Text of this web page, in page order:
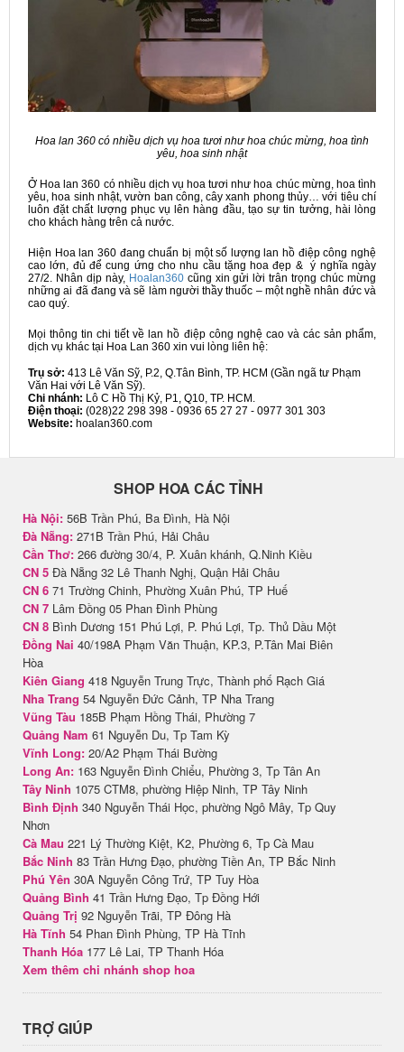
Hoa lan 360 có nhiều dịch vụ hoa tươi như hoa chúc mừng, hoa tình
yêu, hoa sinh nhật
Ở Hoa lan 360 có nhiều dịch vụ hoa tươi như hoa chúc mừng, hoa tình
yêu, hoa sinh nhật, vườn ban công, cây xanh phong thủy… với tiêu chí
luôn đặt chất lượng phục vụ lên hàng đầu, tạo sự tin tưởng, hài lòng
cho khách hàng trên cả nước.
Hiện Hoa lan 360 đang chuẩn bị một số lượng lan hồ điệp công nghệ
cao lớn, đủ để cung ứng cho nhu cầu tặng hoa đẹp & ý nghĩa ngày
27/2. Nhân dịp này, Hoalan360cũng xin gửi lời trân trọng chúc mừng
những ai đã đang và sẽ làm người thầy thuốc – một nghề nhân đức và
cao quý.
Mọi thông tin chi tiết về lan hồ điệp công nghệ cao và các sản phẩm,
dịch vụ khác tại Hoa Lan 360 xin vui lòng liên hệ:
Trụ sở: 413 Lê Văn Sỹ, P.2, Q.Tân Bình, TP. HCM (Gần ngã tư Phạm
Văn Hai với Lê Văn Sỹ).
Chi nhánh: Lô C Hồ Thị Kỷ, P1, Q10, TP. HCM.
Điện thoại: (028)22 298 398 - 0936 65 27 27 - 0977 301 303
Website: hoalan360.com
SHOP HOA CÁC TỈNH
Hà Nội: 56B Trần Phú, Ba Đình, Hà Nội
Đà Nẵng: 271B Trần Phú, Hải Châu
Cần Thơ: 266 đường 30/4, P. Xuân khánh, Q.Ninh Kiều
CN 5 Đà Nẵng 32 Lê Thanh Nghị, Quận Hải Châu
CN 6 71 Trường Chinh, Phường Xuân Phú, TP Huế
CN 7 Lâm Đồng 05 Phan Đình Phùng
CN 8 Bình Dương 151 Phú Lợi, P. Phú Lợi, Tp. Thủ Dầu Một
Đồng Nai 40/198A Phạm Văn Thuận, KP.3, P.Tân Mai Biên
Hòa
Kiên Giang 418 Nguyễn Trung Trực, Thành phố Rạch Giá
Nha Trang 54 Nguyễn Đức Cảnh, TP Nha Trang
Vũng Tàu 185B Phạm Hồng Thái, Phường 7
Quảng Nam 61 Nguyễn Du, Tp Tam Kỳ
Vĩnh Long: 20/A2 Phạm Thái Bường
Long An: 163 Nguyễn Đình Chiểu, Phường 3, Tp Tân An
Tây Ninh 1075 CTM8, phường Hiệp Ninh, TP Tây Ninh
Bình Định 340 Nguyễn Thái Học, phường Ngô Mây, Tp Quy
Nhơn
Cà Mau 221 Lý Thường Kiệt, K2, Phường 6, Tp Cà Mau
Bắc Ninh 83 Trần Hưng Đạo, phường Tiền An, TP Bắc Ninh
Phú Yên 30A Nguyễn Công Trứ, TP Tuy Hòa
Quảng Bình 41 Trần Hưng Đạo, Tp Đồng Hới
Quảng Trị 92 Nguyễn Trãi, TP Đông Hà
Hà Tĩnh 54 Phan Đình Phùng, TP Hà Tĩnh
Thanh Hóa 177 Lê Lai, TP Thanh Hóa
Xem thêm chi nhánh shop hoa
TRỢ GIÚP